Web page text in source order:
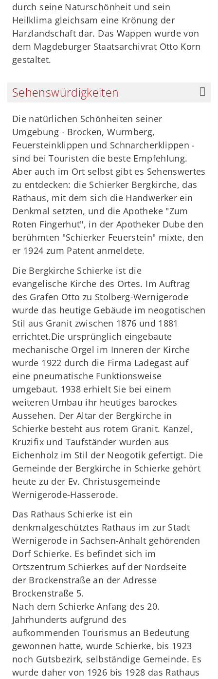
durch seine Naturschönheit und sein
Heilklima gleichsam eine Krönung der
Harzlandschaft dar. Das Wappen wurde von
dem Magdeburger Staatsarchivrat Otto Korn
gestaltet.
Sehenswürdigkeiten
Die natürlichen Schönheiten seiner
Umgebung - Brocken, Wurmberg,
Feuersteinklippen und Schnarcherklippen -
sind bei Touristen die beste Empfehlung.
Aber auch im Ort selbst gibt es Sehenswertes
zu entdecken: die Schierker Bergkirche, das
Rathaus, mit dem sich die Handwerker ein
Denkmal setzten, und die Apotheke "Zum
Roten Fingerhut", in der Apotheker Dube den
berühmten "Schierker Feuerstein" mixte, den
er 1924 zum Patent anmeldete.
Die Bergkirche Schierke ist die
evangelische Kirche des Ortes. Im Auftrag
des Grafen Otto zu Stolberg-Wernigerode
wurde das heutige Gebäude im neogotischen
Stil aus Granit zwischen 1876 und 1881
errichtet.Die ursprünglich eingebaute
mechanische Orgel im Inneren der Kirche
wurde 1922 durch die Firma Ladegast auf
eine pneumatische Funktionsweise
umgebaut. 1938 erhielt Sie bei einem
weiteren Umbau ihr heutiges barockes
Aussehen. Der Altar der Bergkirche in
Schierke besteht aus rotem Granit. Kanzel,
Kruzifix und Taufständer wurden aus
Eichenholz im Stil der Neogotik gefertigt. Die
Gemeinde der Bergkirche in Schierke gehört
heute zu der Ev. Christusgemeinde
Wernigerode-Hasserode.
Das Rathaus Schierke ist ein
denkmalgeschütztes Rathaus im zur Stadt
Wernigerode in Sachsen-Anhalt gehörenden
Dorf Schierke. Es befindet sich im
Ortszentrum Schierkes auf der Nordseite
der Brockenstraße an der Adresse
Brockenstraße 5.
Nach dem Schierke Anfang des 20.
Jahrhunderts aufgrund des
aufkommenden Tourismus an Bedeutung
gewonnen hatte, wurde Schierke, bis 1923
noch Gutsbezirk, selbständige Gemeinde. Es
wurde daher von 1926 bis 1928 das Rathaus